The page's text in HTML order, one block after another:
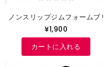
ノンスリップジムフォームブリ
¥1,900
カートに入れる